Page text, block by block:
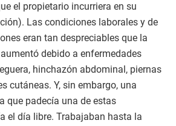
el propietario incurriera en su
Las condiciones laborales y de
eran tan despreciables que la
debido a enfermedades
hinchazón abdominal, piernas
cutáneas. Y, sin embargo, una
que padecía una de estas
el día libre. Trabajaban hasta la